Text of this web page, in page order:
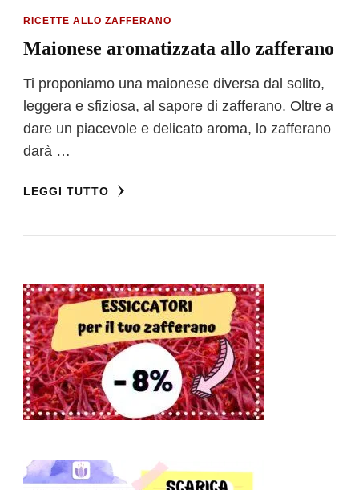
RICETTE ALLO ZAFFERANO
Maionese aromatizzata allo zafferano
Ti proponiamo una maionese diversa dal solito,
leggera e sfiziosa, al sapore di zafferano. Oltre a
dare un piacevole e delicato aroma, lo zafferano
darà …
LEGGI TUTTO